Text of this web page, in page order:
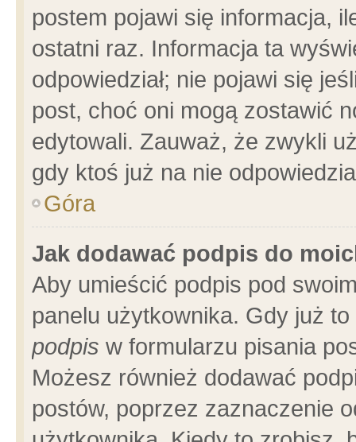
postem pojawi się informacja,
ostatni raz. Informacja ta
odpowiedział; nie pojawi się
post, choć oni mogą zostawić
edytowali. Zauważ, że zwykli
gdy ktoś już na nie
Góra
Jak dodawać podpis do
Aby umieścić podpis pod
panelu użytkownika. Gdy już
podpis w formularzu pisania
Możesz również dodawać
postów, poprzez zaznaczenie